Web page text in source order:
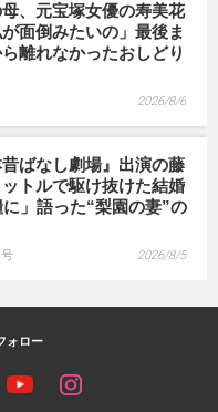
、元宝塚女優の寿美花
面倒みたいの」最後ま
離れなかったおしどり
2026/8/6
ばなし劇場』出演の藤
トルで駆け抜けた結婚
」語った“梨園の妻”の
2026/8/5
ォロー